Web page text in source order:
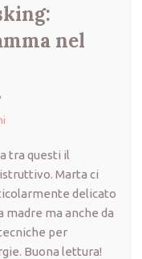
nel
tra questi il
Marta ci
delicato
madre ma anche da
per
Buona lettura!